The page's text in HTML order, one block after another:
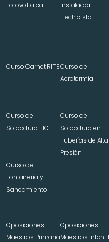
Fotovoltaica
Instalador
Electricista
Curso Carnet RITECurso de
Aerotermia
Curso de
Soldadura TIG
Curso de
Soldadura en
Tuberías de Alta
Presión
Curso de
Fontanería y
Saneamiento
Oposiciones
Maestros Primaria
Oposiciones
Maestros Infantil